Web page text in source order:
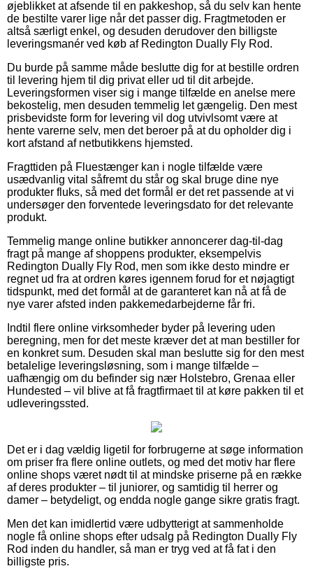
øjeblikket at afsende til en pakkeshop, så du selv kan hente
de bestilte varer lige når det passer dig. Fragtmetoden er
altså særligt enkel, og desuden derudover den billigste
leveringsmanér ved køb af Redington Dually Fly Rod.
Du burde på samme måde beslutte dig for at bestille ordren
til levering hjem til dig privat eller ud til dit arbejde.
Leveringsformen viser sig i mange tilfælde en anelse mere
bekostelig, men desuden temmelig let gængelig. Den mest
prisbevidste form for levering vil dog utvivlsomt være at
hente varerne selv, men det beroer på at du opholder dig i
kort afstand af netbutikkens hjemsted.
Fragttiden på Fluestænger kan i nogle tilfælde være
usædvanlig vital såfremt du står og skal bruge dine nye
produkter fluks, så med det formål er det ret passende at vi
undersøger den forventede leveringsdato for det relevante
produkt.
Temmelig mange online butikker annoncerer dag-til-dag
fragt på mange af shoppens produkter, eksempelvis
Redington Dually Fly Rod, men som ikke desto mindre er
regnet ud fra at ordren køres igennem forud for et nøjagtigt
tidspunkt, med det formål at de garanteret kan nå at få de
nye varer afsted inden pakkemedarbejderne får fri.
Indtil flere online virksomheder byder på levering uden
beregning, men for det meste kræver det at man bestiller for
en konkret sum. Desuden skal man beslutte sig for den mest
betalelige leveringsløsning, som i mange tilfælde –
uafhængig om du befinder sig nær Holstebro, Grenaa eller
Hundested – vil blive at få fragtfirmaet til at køre pakken til et
udleveringssted.
Det er i dag vældig ligetil for forbrugerne at søge information
om priser fra flere online outlets, og med det motiv har flere
online shops været nødt til at mindske priserne på en række
af deres produkter – til juniorer, og samtidig til herrer og
damer – betydeligt, og endda nogle gange sikre gratis fragt.
Men det kan imidlertid være udbytterigt at sammenholde
nogle få online shops efter udsalg på Redington Dually Fly
Rod inden du handler, så man er tryg ved at få fat i den
billigste pris.